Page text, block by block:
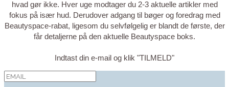
hvad gør ikke. Hver uge modtager du 2-3 aktuelle artikler med
fokus på især hud. Derudover adgang til bøger og foredrag med
Beautyspace-rabat, ligesom du selvfølgelig er blandt de første, der
får detaljerne på den aktuelle Beautyspace boks.
Indtast din e-mail og klik "TILMELD"